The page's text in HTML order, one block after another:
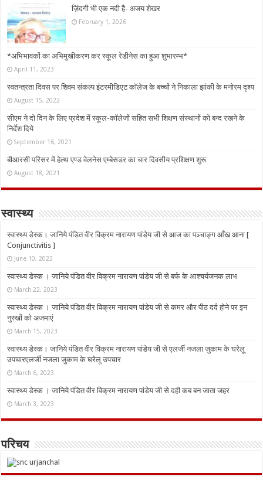
ज़िंदगी भी एक नदी है- अजय शेखर
February 1, 2026
*अभिभावकों का अभिमुखीकरण कर स्कूल रेडीनेस का हुआ शुभारम्भ*
April 11, 2023
स्वतन्त्रता दिवस पर शिवम संकल्प इंटरमीडिएट कॉलेज के बच्चों ने निकाला झांकी के मनोरम दृश्य
August 15, 2022
सीएम ने दो दिन के लिए प्रदेश में स्कूल-कॉलेजों सहित सभी शिक्षण संस्थानों को बन्द रखने के
निर्देश दिये
September 16, 2021
बीआरसी परिसर में हेल्थ एण्ड वेलनेस एम्बेसडर का चार दिवसीय प्रशिक्षण शुरू
August 18, 2021
स्वास्थ्य
स्वास्थ्य डेस्क। जानिये पंडित वीर विक्रम नारायण पांडेय जी से आज का पञ्चाङ्ग आँख आना [
Conjunctivitis ]
June 10, 2023
स्वास्थ्य डेस्क । जानिये पंडित वीर विक्रम नारायण पांडेय जी से बर्फ के आश्चर्यजनक लाभ
March 22, 2023
स्वास्थ्य डेस्क । जानिये पंडित वीर विक्रम नारायण पांडेय जी से कमर और पीठ दर्द होने पर इन
नुस्‍खों को अजमाएं
March 15, 2023
स्वास्थ्य डेस्क। जानिये पंडित वीर विक्रम नारायण पांडेय जी से एलर्जी नजला जुकाम के घरेलू
उपचारएलर्जी नजला जुकाम के घरेलू उपचार
March 6, 2023
स्वास्थ्य डेस्क । जानिये पंडित वीर विक्रम नारायण पांडेय जी से दही कब बन जाता जहर
March 3, 2023
परिचय